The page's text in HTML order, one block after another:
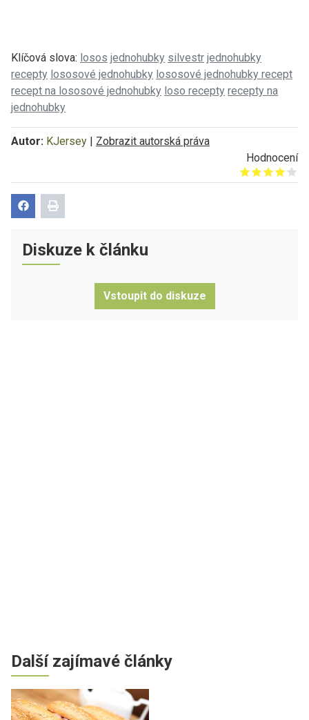
Klíčová slova: losos jednohubky silvestr jednohubky
recepty lososové jednohubky lososové jednohubky recept
recept na lososové jednohubky loso recepty recepty na
jednohubky
Autor: KJersey | Zobrazit autorská práva
Hodnocení
Give it 1/5
Give it 2/5
Give it 3/5
Give it 4/5
Give it 5/5
Diskuze k článku
Vstoupit do diskuze
Další zajímavé články